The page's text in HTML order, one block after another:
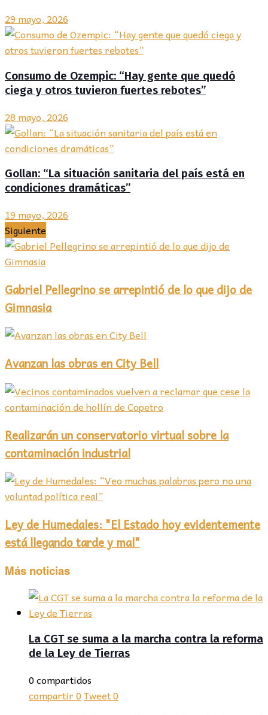
29 mayo, 2026
Consumo de Ozempic: “Hay gente que quedó
ciega y otros tuvieron fuertes rebotes”
28 mayo, 2026
Gollan: “La situación sanitaria del país está en
condiciones dramáticas”
19 mayo, 2026
Siguiente
Gabriel Pellegrino se arrepintió de lo que dijo de
Gimnasia
Avanzan las obras en City Bell
Realizarán un conservatorio virtual sobre la
contaminación industrial
Ley de Humedales: "El Estado hoy evidentemente
está llegando tarde y mal"
Más noticias
La CGT se suma a la marcha contra la reforma
de la Ley de Tierras
0 compartidos
compartir0Tweet0